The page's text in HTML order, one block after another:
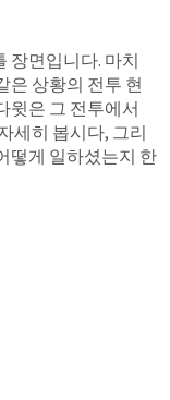
장면입니다. 마치
은 상황의 전투 현
윗은 그 전투에서
세히 봅시다, 그리
떻게 일하셨는지 한